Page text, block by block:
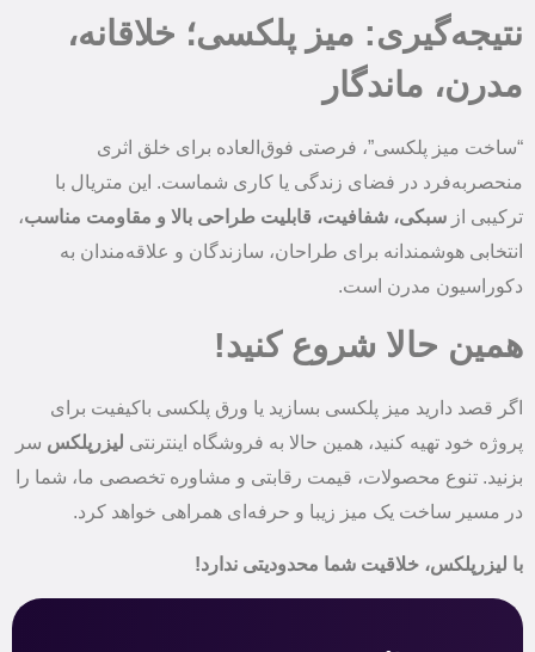
نتیجه‌گیری: میز پلکسی؛ خلاقانه،
مدرن، ماندگار
“ساخت میز پلکسی”، فرصتی فوق‌العاده برای خلق اثری
منحصربه‌فرد در فضای زندگی یا کاری شماست. این متریال با
ترکیبی از سبکی، شفافیت، قابلیت طراحی بالا و مقاومت مناسب،
انتخابی هوشمندانه برای طراحان، سازندگان و علاقه‌مندان به
دکوراسیون مدرن است.
همین حالا شروع کنید!
اگر قصد دارید میز پلکسی بسازید یا ورق پلکسی باکیفیت برای
پروژه خود تهیه کنید، همین حالا به فروشگاه اینترنتی لیزرپلکس سر
بزنید. تنوع محصولات، قیمت رقابتی و مشاوره تخصصی ما، شما را
در مسیر ساخت یک میز زیبا و حرفه‌ای همراهی خواهد کرد.
با لیزرپلکس، خلاقیت شما محدودیتی ندارد!